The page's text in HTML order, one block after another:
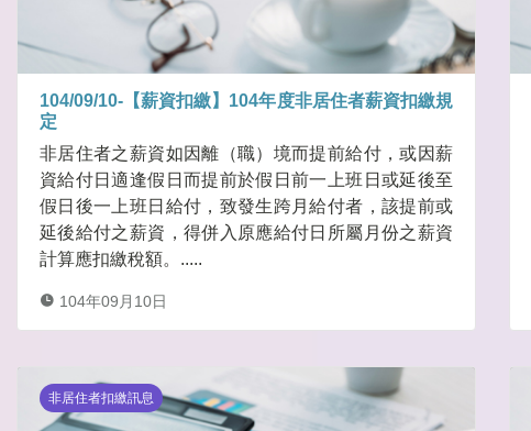
104/09/10-【薪資扣繳】104年度非居住者薪資扣繳規
定
非居住者之薪資如因離（職）境而提前給付，或因薪
資給付日適逢假日而提前於假日前一上班日或延後至
假日後一上班日給付，致發生跨月給付者，該提前或
延後給付之薪資，得併入原應給付日所屬月份之薪資
計算應扣繳稅額。.....
104年09月10日
非居住者扣繳訊息